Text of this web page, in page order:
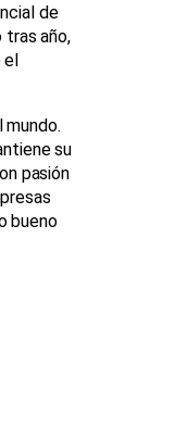
de
año,
el
su
pasión
bueno